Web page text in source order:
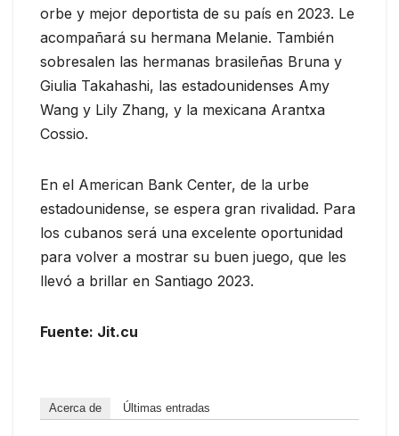
orbe y mejor deportista de su país en 2023. Le
acompañará su hermana Melanie. También
sobresalen las hermanas brasileñas Bruna y
Giulia Takahashi, las estadounidenses Amy
Wang y Lily Zhang, y la mexicana Arantxa
Cossio.
En el American Bank Center, de la urbe
estadounidense, se espera gran rivalidad. Para
los cubanos será una excelente oportunidad
para volver a mostrar su buen juego, que les
llevó a brillar en Santiago 2023.
Fuente: Jit.cu
Acerca de Últimas entradas